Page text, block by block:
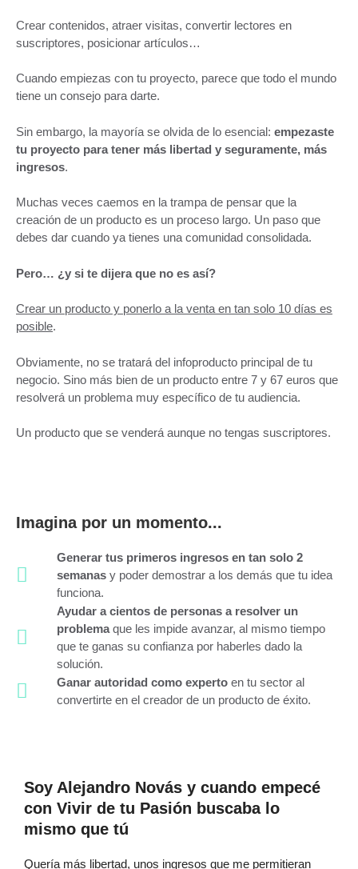
Crear contenidos, atraer visitas, convertir lectores en
suscriptores, posicionar artículos…
Cuando empiezas con tu proyecto, parece que todo el mundo
tiene un consejo para darte.
Sin embargo, la mayoría se olvida de lo esencial: empezaste
tu proyecto para tener más libertad y seguramente, más
ingresos.
Muchas veces caemos en la trampa de pensar que la
creación de un producto es un proceso largo. Un paso que
debes dar cuando ya tienes una comunidad consolidada.
Pero… ¿y si te dijera que no es así?
Crear un producto y ponerlo a la venta en tan solo 10 días es
posible.
Obviamente, no se tratará del infoproducto principal de tu
negocio. Sino más bien de un producto entre 7 y 67 euros que
resolverá un problema muy específico de tu audiencia.
Un producto que se venderá aunque no tengas suscriptores.
Imagina por un momento...
Generar tus primeros ingresos en tan solo 2
semanas y poder demostrar a los demás que tu idea
funciona.
Ayudar a cientos de personas a resolver un
problemaque les impide avanzar, al mismo tiempo
que te ganas su confianza por haberles dado la
solución.
Ganar autoridad como experto en tu sector al
convertirte en el creador de un producto de éxito.
Soy Alejandro Novás y cuando empecé
con Vivir de tu Pasión buscaba lo
mismo que tú
Quería más libertad, unos ingresos que me permitieran